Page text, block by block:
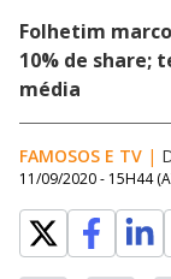
Folhetim
10% de share;
média
FAMOSOS E TV |
11/09/2020 - 15H44